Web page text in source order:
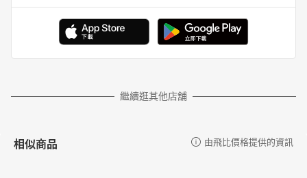
繼續逛其他店舖
相似商品 由飛比價格提供的資訊